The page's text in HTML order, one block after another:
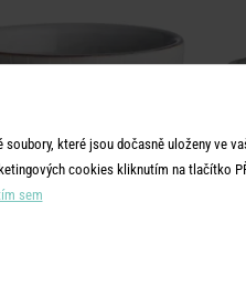
které jsou dočasně uloženy ve
cookies kliknutím na tlačítko
sem